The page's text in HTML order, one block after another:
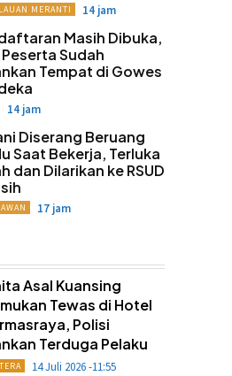
MERANTI 14 jam
Masih Dibuka,
Sudah
Tempat di Gowes
14 jam
Diserang Beruang
Saat Bekerja, Terluka
dan Dilarikan ke RSUD
17 jam
Asal Kuansing
Tewas di Hotel
Polisi
Terduga Pelaku
14 Juli 2026 -11:55